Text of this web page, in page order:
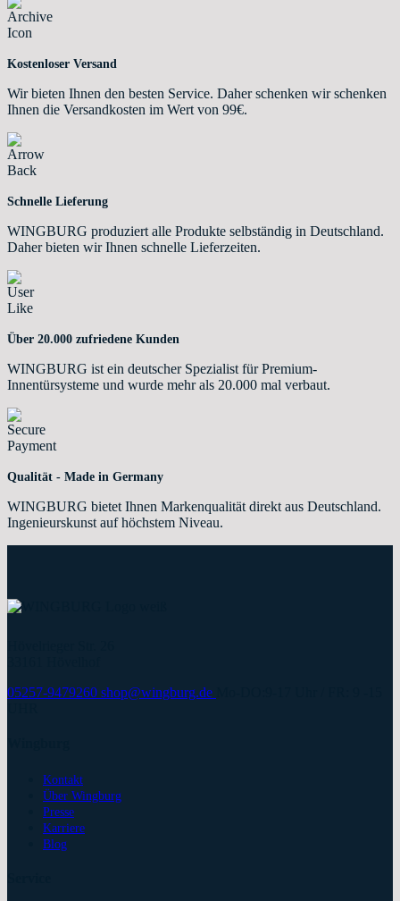
Kostenloser Versand
Wir bieten Ihnen den besten Service. Daher schenken wir schenken
Ihnen die Versandkosten im Wert von 99€.
Schnelle Lieferung
WINGBURG produziert alle Produkte selbständig in Deutschland.
Daher bieten wir Ihnen schnelle Lieferzeiten.
Über 20.000 zufriedene Kunden
WINGBURG ist ein deutscher Spezialist für Premium-
Innentürsysteme und wurde mehr als 20.000 mal verbaut.
Qualität - Made in Germany
WINGBURG bietet Ihnen Markenqualität direkt aus Deutschland.
Ingenieurskunst auf höchstem Niveau.
05257-9479260 shop@wingburg.de
Kontakt
Über Wingburg
Presse
Karriere
Blog